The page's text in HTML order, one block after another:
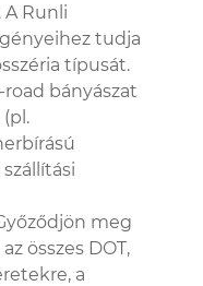
Runli
tudja
típusát.
road bányászat
meg
összes DOT,
a